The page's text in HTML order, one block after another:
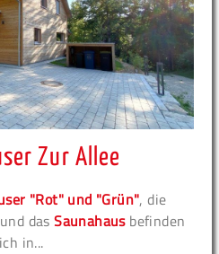
Zur Allee
"Rot" und "Grün", die
und dasSaunahausbefinden
in...